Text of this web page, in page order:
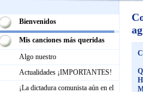
Bienvenidos
Mis canciones más queridas
Algo nuestro
Actualidades ¡IMPORTANTES!
¡La dictadura comunista aún en el